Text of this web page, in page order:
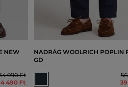
NEW
990 Ft
490 Ft
NADRÁG WOOLRICH POPLIN
GD